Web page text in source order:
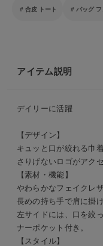
合皮 トート バッグ
アイテム説明
デイリーに活躍
【デザイン】
キュッと口が絞れる巾着
さりげないロゴがアクセ
【素材・機能】
わらかなフェイクレザ
長めの持ち手で肩に掛
左サイドには、口を絞
ナーポケット付き。
【スタイル】